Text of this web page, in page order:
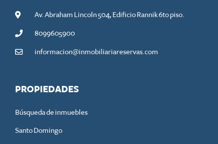
Av. Abraham Lincoln 504, Edificio Rannik 6to piso.
8099605900
informacion@inmobiliariareservas.com
PROPIEDADES
Búsqueda de inmuebles
Santo Domingo